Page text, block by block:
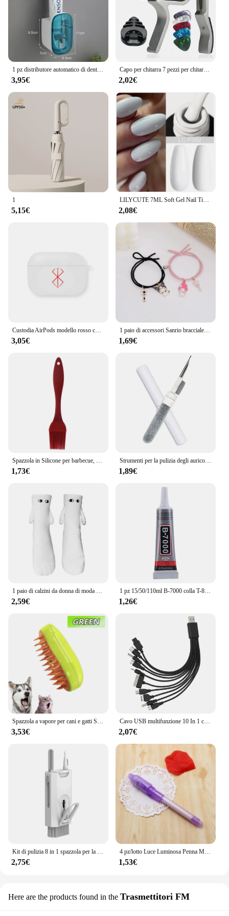
a reliable timer, this product is designed to meet
your needs. Its compact size and lightweight design
make it an ideal accessory for anyone on the go,
ensuring that you're always on time and prepared
for your next appointment.
1 pz distributore automatico di dentifricio accessori per il bagno montaggio a parete pigro dentifricio spremiagrumi portaspazzolino
3,95€
Capo per chitarra 7 pezzi per chitarre acustiche ed elettriche con 5 plettri gratis e 1 supporto, nero; Argento
2,02€
1
5,15€
LILYCUTE 7ML Soft Gel Nail Tips colla adesiva 3 IN 1 Clear Fake Nail Extension Function Gel adesivo per unghie Manicure a lunga durata
2,08€
Custodia AirPods modello rosso custodia nera bianca per auricolare per Airpods 1 2 Airpods3 per Airpods Pro2 custodia regalo per Boyfriend Men
3,05€
1 paio di accessori Sanrio braccialetto Kuromi Melody magnetico piccolo elastico coppia fidanzata cartone animato regalo per ragazza in lega di alluminio
1,69€
Spazzola in Silicone per barbecue, spazzola per olio per cucinare e cuocere al forno, utensili da cucina per la casa, 1 set
1,73€
Strumenti per la pulizia degli auricolari Bluetooth per Airpods Pro 1 2 3 Auricolari Custodia per pulizia Penna Bursh Kit per Samsung Xiaomi Airdots Huawei
1,89€
1 paio di calzini da donna di moda divertenti mani di attrazione magnetica creativa calzini per coppie di occhi di cartone animato bianco nero
2,59€
1 pz 15/50/110ml B-7000 colla T-8000 adesivo resina epossidica riparazione cellulare Touch Screen colla liquida gioielli colla adesiva artigianale
1,26€
Spazzola a vapore per cani e gatti Spazzola a vapore Spruzzatore elettrico per massaggio Strumento per toelettatura animali domestici Spargimento Spray elettrici 3 in 1 Pettini per massaggio
3,53€
Cavo USB multifunzione 10 In 1 cavo di ricarica universale per telefono cavo di ricarica Multi-testa per caricabatterie per telefono Samsung Nokia
2,07€
Kit di pulizia 8 in 1 spazzola per la pulizia della tastiera del Computer auricolari penna per la pulizia delle cuffie strumenti per la pulizia dei telefoni iPad estrattore per Keycap
2,75€
4 pz/lotto Luce Luminosa Penna Magica Viola 2 In 1 UV Luce Nera Combo Disegno Penna A Inchiostro Invisibile Apprendimento Educativo Giocattoli Per Il Bambino
1,53€
Here are the products found in the Trasmettitori FM